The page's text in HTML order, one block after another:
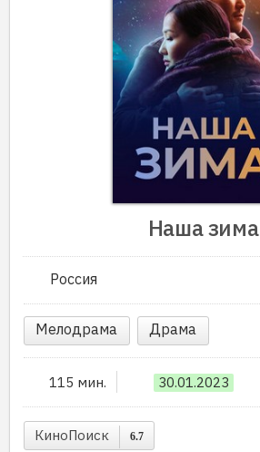
Наша зима
Россия
Мелодрама Драма
115 мин. 30.01.2023
КиноПоиск 6.7